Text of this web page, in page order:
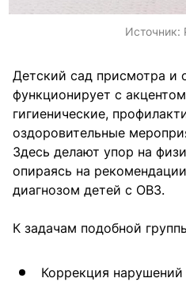
Источник:
Детский сад присмотра и
функционирует с
гигиенические,
оздоровительные
Здесь делают упор на
опираясь на
диагнозом детей с ОВЗ.
К задачам подобной
Коррекция